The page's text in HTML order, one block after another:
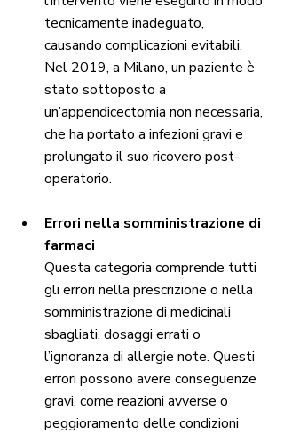
tecnicamente inadeguato,
causando complicazioni evitabili.
Nel 2019, a Milano, un paziente è
stato sottoposto a
un’appendicectomia non necessaria,
che ha portato a infezioni gravi e
prolungato il suo ricovero post-
operatorio.
Errori nella somministrazione di
farmaci
Questa categoria comprende tutti
gli errori nella prescrizione o nella
somministrazione di medicinali
sbagliati, dosaggi errati o
l’ignoranza di allergie note. Questi
errori possono avere conseguenze
gravi, come reazioni avverse o
peggioramento delle condizioni